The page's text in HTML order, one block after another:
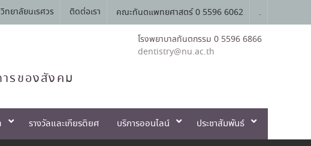
ทยาลัยนเรศวร ติดต่อเรา คณะทันตแพทยศาสตร์ 0 5596 6062 .
รของสังคม
โรงพยาบาลทันตกรรม 0 5596 6866
dentistry@nu.ac.th
รางวัลและเกียรติยศ บริการออนไลน์ ประชาสัมพันธ์